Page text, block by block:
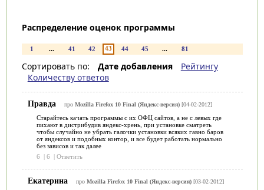
Распределение оценок программы
1 ... 41 42 43 44 45 ... 81
Сортировать по: Дате добавления
Рейтингу
Количеству ответов
Правда про Mozilla Firefox 10 Final (Яндекс-версия)[04-02-2012]
Старайтесь качать программы с их ОФЦ сайтов, а не с левых где
пихают в дистрибудив яндекс-хрень, при установке сматреть
чтобы случайно не убрать галочки установки всяких гавно баров
от яндексов и подобных контор, и все будет работать нормально
без зависов и так далее
6
| 6 | Ответить
Екатерина про Mozilla Firefox 10 Final (Яндекс-версия)[03-02-2012]